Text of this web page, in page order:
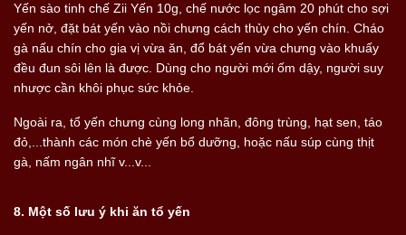
Yến sào tinh chế Zii Yến 10g, chế nước lọc ngâm 20 phút cho sợi
yến nở, đặt bát yến vào nồi chưng cách thủy cho yến chín. Cháo
gà nấu chín cho gia vị vừa ăn, đổ bát yến vừa chưng vào khuấy
đều đun sôi lên là được. Dùng cho người mới ốm dậy, người suy
nhược cần khôi phục sức khỏe.
Ngoài ra, tổ yến chưng cùng long nhãn, đông trùng, hạt sen, táo
đỏ,...thành các món chè yến bổ dưỡng, hoặc nấu súp cùng thịt
gà, nấm ngân nhĩ v...v...
8. Một số lưu ý khi ăn tổ yến